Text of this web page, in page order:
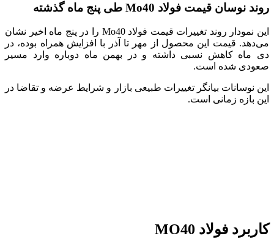
روند نوسان قیمت فولاد Mo40 طی پنج ماه گذشته
این نمودار روند تغییرات قیمت فولاد Mo40 را در پنج ماه اخیر نشان
می‌دهد. قیمت این محصول از مهر تا آذر با افزایش همراه بوده، در
دی‌ ماه کاهش نسبی داشته و در بهمن‌ ماه دوباره وارد مسیر
صعودی شده است.
این نوسانات بیانگر تغییرات طبیعی بازار و شرایط عرضه و تقاضا در
این بازه زمانی است.
کاربرد فولاد MO40